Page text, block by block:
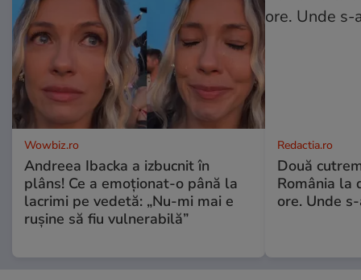
Wowbiz.ro
Andreea Ibacka a izbucnit în
plâns! Ce a emoționat-o până la
lacrimi pe vedetă: „Nu-mi mai e
rușine să fiu vulnerabilă”
Redactia.ro
Două
România la
ore. Unde